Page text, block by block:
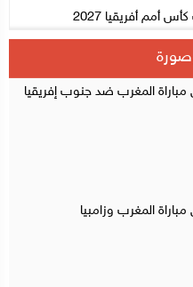
أمم أفريقيا 2027
وكوكايين وإكستازي
تستنفر شرطة أكادير
المغرب ضد جنوب إفريقيا
المغرب وزامبيا